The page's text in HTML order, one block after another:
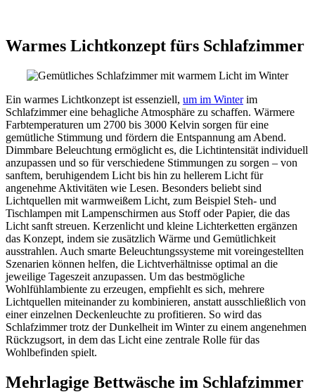
Warmes Lichtkonzept fürs Schlafzimmer
Ein warmes Lichtkonzept ist essenziell, um im Winterim
Schlafzimmer eine behagliche Atmosphäre zu schaffen. Wärmere
Farbtemperaturen um 2700 bis 3000 Kelvin sorgen für eine
gemütliche Stimmung und fördern die Entspannung am Abend.
Dimmbare Beleuchtung ermöglicht es, die Lichtintensität individuell
anzupassen und so für verschiedene Stimmungen zu sorgen – von
sanftem, beruhigendem Licht bis hin zu hellerem Licht für
angenehme Aktivitäten wie Lesen. Besonders beliebt sind
Lichtquellen mit warmweißem Licht, zum Beispiel Steh- und
Tischlampen mit Lampenschirmen aus Stoff oder Papier, die das
Licht sanft streuen. Kerzenlicht und kleine Lichterketten ergänzen
das Konzept, indem sie zusätzlich Wärme und Gemütlichkeit
ausstrahlen. Auch smarte Beleuchtungssysteme mit voreingestellten
Szenarien können helfen, die Lichtverhältnisse optimal an die
jeweilige Tageszeit anzupassen. Um das bestmögliche
Wohlfühlambiente zu erzeugen, empfiehlt es sich, mehrere
Lichtquellen miteinander zu kombinieren, anstatt ausschließlich von
einer einzelnen Deckenleuchte zu profitieren. So wird das
Schlafzimmer trotz der Dunkelheit im Winter zu einem angenehmen
Rückzugsort, in dem das Licht eine zentrale Rolle für das
Wohlbefinden spielt.
Mehrlagige Bettwäsche im Schlafzimmer